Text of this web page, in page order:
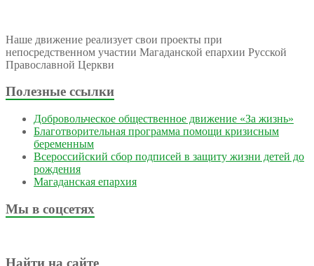
Наше движение реализует свои проекты при
непосредственном участии Магаданской епархии Русской
Православной Церкви
Полезные ссылки
Добровольческое общественное движение «За жизнь»
Благотворительная программа помощи кризисным
беременным
Всероссийский сбор подписей в защиту жизни детей до
рождения
Магаданская епархия
Мы в соцсетях
Найти на сайте